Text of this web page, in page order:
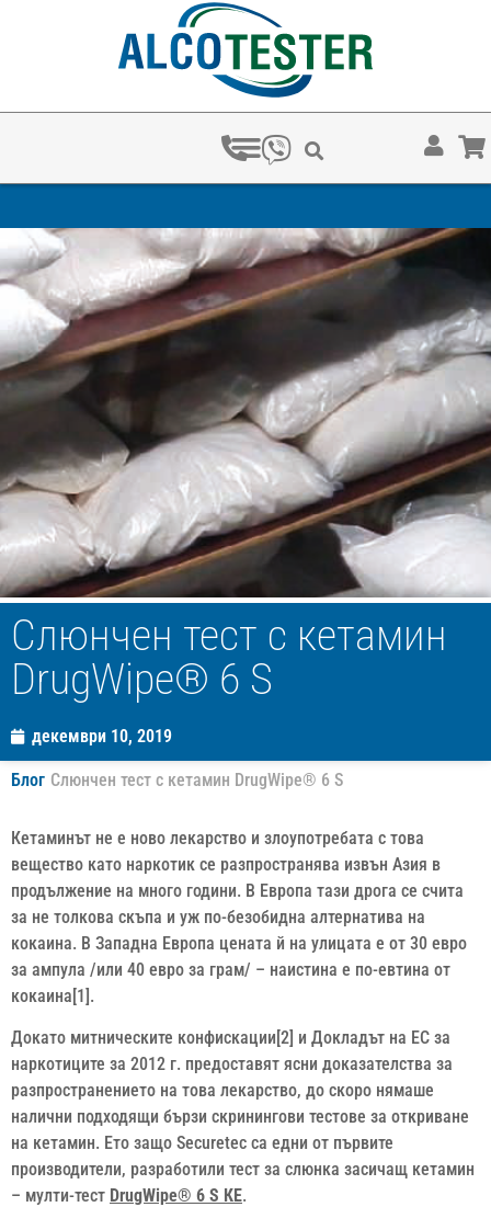
Слюнчен тест с кетамин
DrugWipe® 6 S
декември 10, 2019
Блог Слюнчен тест с кетамин DrugWipe® 6 S
Кетаминът не е ново лекарство и злоупотребата с това
вещество като наркотик се разпространява извън Азия в
продължение на много години. В Европа тази дрога се счита
за не толкова скъпа и уж по-безобидна алтернатива на
кокаина. В Западна Европа цената й на улицата е от 30 евро
за ампула /или 40 евро за грам/ – наистина е по-евтина от
кокаина[1].
Докато митническите конфискации[2] и Докладът на ЕС за
наркотиците за 2012 г. предоставят ясни доказателства за
разпространението на това лекарство, до скоро нямаше
налични подходящи бързи скринингови тестове за откриване
на кетамин. Ето защо Securetec са едни от първите
производители, разработили тест за слюнка засичащ кетамин
– мулти-тест DrugWipe® 6 S КЕ.